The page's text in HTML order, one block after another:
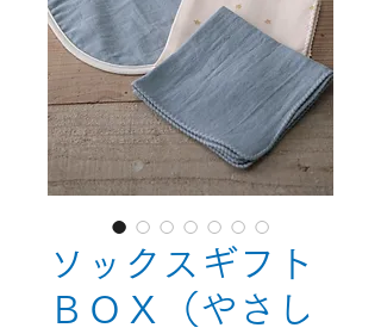
ソックスギフト
ＢＯＸ（やさし